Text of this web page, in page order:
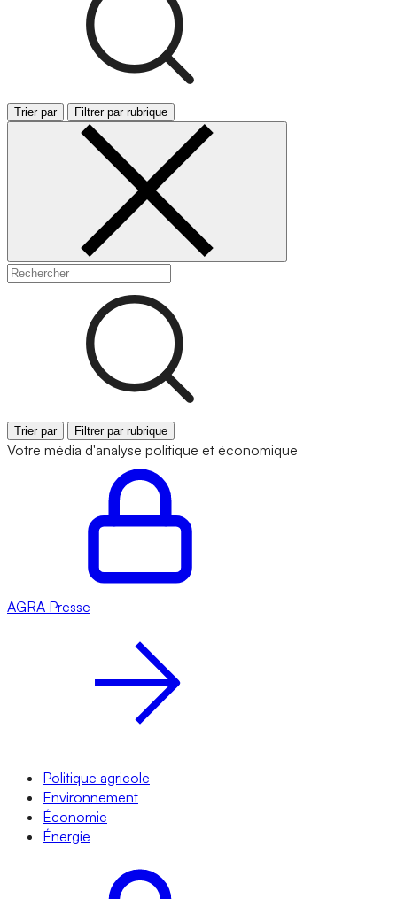
Trier par Filtrer par rubrique
Trier par Filtrer par rubrique
Votre média d'analyse politique et économique
AGRA Presse
Politique agricole
Environnement
Économie
Énergie